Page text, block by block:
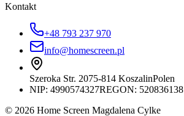
Kontakt
+48 793 237 970
info@homescreen.pl
Szeroka Str. 2075-814 KoszalinPolen
NIP: 4990574327REGON: 520836138
© 2026 Home Screen Magdalena Cylke